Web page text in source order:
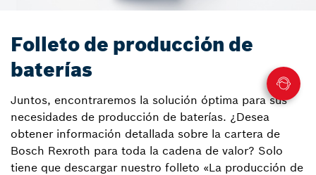
Folleto de producción de
baterías
Juntos, encontraremos la solución óptima para sus
necesidades de producción de baterías. ¿Desea
obtener información detallada sobre la cartera de
Bosch Rexroth para toda la cadena de valor? Solo
tiene que descargar nuestro folleto «La producción de